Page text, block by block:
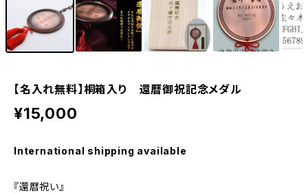
【名入れ無料】桐箱入り 還暦御祝記念メダル
¥15,000
International shipping available
『還暦祝い』